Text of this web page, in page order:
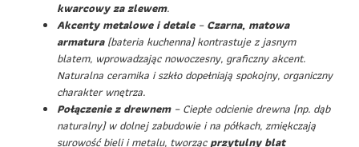
kwarcowy za zlewem.
Akcenty metalowe i detale–Czarna, matowa
armatura(bateria kuchenna) kontrastuje z jasnym
blatem, wprowadzając nowoczesny, graficzny akcent.
Naturalna ceramika i szkło dopełniają spokojny, organiczny
charakter wnętrza.
Połączenie z drewnem– Ciepłe odcienie drewna (np. dąb
naturalny) w dolnej zabudowie i na półkach, zmiękczają
surowość bieli i metalu, tworzącprzytulny blat